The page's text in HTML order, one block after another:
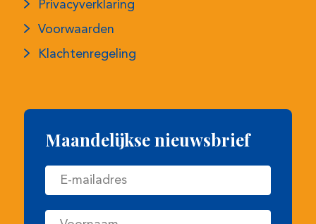
Privacyverklaring
Voorwaarden
Klachtenregeling
Maandelijkse nieuwsbrief